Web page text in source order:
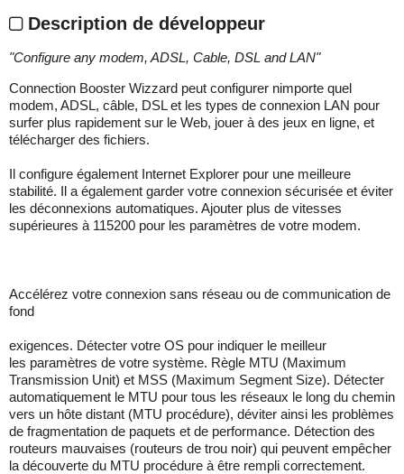
Description de développeur
"Configure any modem, ADSL, Cable, DSL and LAN"
Connection Booster Wizzard peut configurer nimporte quel
modem, ADSL, câble, DSL et les types de connexion LAN pour
surfer plus rapidement sur le Web, jouer à des jeux en ligne, et
télécharger des fichiers.
Il configure également Internet Explorer pour une meilleure
stabilité. Il a également garder votre connexion sécurisée et éviter
les déconnexions automatiques. Ajouter plus de vitesses
supérieures à 115200 pour les paramètres de votre modem.
Accélérez votre connexion sans réseau ou de communication de
fond
exigences. Détecter votre OS pour indiquer le meilleur
les paramètres de votre système. Règle MTU (Maximum
Transmission Unit) et MSS (Maximum Segment Size). Détecter
automatiquement le MTU pour tous les réseaux le long du chemin
vers un hôte distant (MTU procédure), déviter ainsi les problèmes
de fragmentation de paquets et de performance. Détection des
routeurs mauvaises (routeurs de trou noir) qui peuvent empêcher
la découverte du MTU procédure à être rempli correctement.